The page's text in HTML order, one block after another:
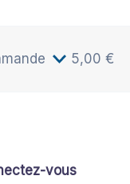
5,00 €
vous